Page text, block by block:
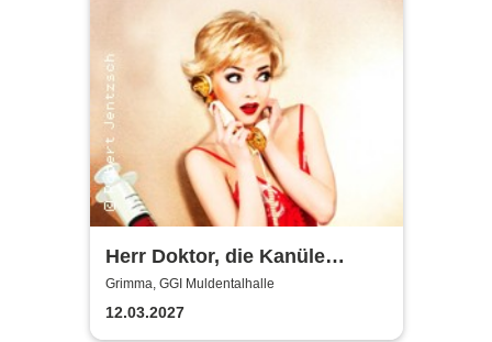
Herr Doktor, die Kanüle
klemmt
Grimma, GGI Muldentalhalle
12.03.2027